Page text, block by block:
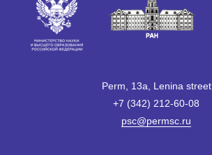
Perm, 13a, Lenina street
+7 (342) 212-60-08
psc@permsc.ru